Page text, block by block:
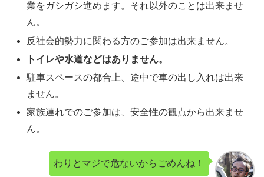
業をガシガシ進めます。それ以外のことは出来ませ
ん。
反社会的勢力に関わる方のご参加は出来ません。
トイレや水道などはありません。
駐車スペースの都合上、途中で車の出し入れは出来
ません。
家族連れでのご参加は、安全性の観点から出来ませ
ん。
わりとマジで危ないからごめんね！